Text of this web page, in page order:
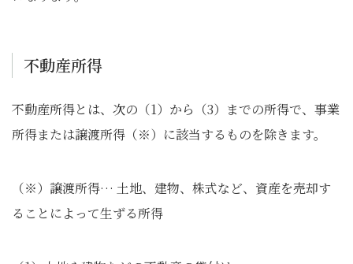
不動産所得
不動産所得とは、次の（1）から（3）までの所得で、事業
所得または譲渡所得（※）に該当するものを除きます。
（※）譲渡所得… 土地、建物、株式など、資産を売却す
ることによって生ずる所得